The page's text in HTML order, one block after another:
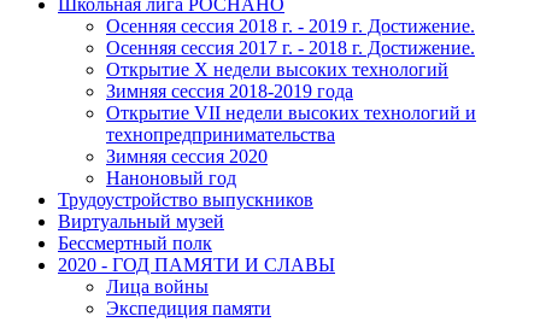
Школьная лига РОСНАНО
Осенняя сессия 2018 г. - 2019 г. Достижение.
Осенняя сессия 2017 г. - 2018 г. Достижение.
Открытие X недели высоких технологий
Зимняя сессия 2018-2019 года
Открытие VII недели высоких технологий и
технопредпринимательства
Зимняя сессия 2020
Наноновый год
Трудоустройство выпускников
Виртуальный музей
Бессмертный полк
2020 - ГОД ПАМЯТИ И СЛАВЫ
Лица войны
Экспедиция памяти